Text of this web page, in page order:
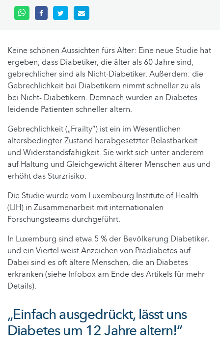
Keine schönen Aussichten fürs Alter: Eine neue Studie hat
ergeben, dass Diabetiker, die älter als 60 Jahre sind,
gebrechlicher sind als Nicht-Diabetiker. Außerdem: die
Gebrechlichkeit bei Diabetikern nimmt schneller zu als
bei Nicht- Diabetikern. Demnach würden an Diabetes
leidende Patienten schneller altern.
Gebrechlichkeit („Frailty“) ist ein im Wesentlichen
altersbedingter Zustand herabgesetzter Belastbarkeit
und Widerstandsfähigkeit. Sie wirkt sich unter anderem
auf Haltung und Gleichgewicht älterer Menschen aus und
erhöht das Sturzrisiko.
Die Studie wurde vom Luxembourg Institute of Health
(LIH) in Zusammenarbeit mit internationalen
Forschungsteams durchgeführt.
In Luxemburg sind etwa 5 % der Bevölkerung Diabetiker,
und ein Viertel weist Anzeichen von Prädiabetes auf.
Dabei sind es oft ältere Menschen, die an Diabetes
erkranken (siehe Infobox am Ende des Artikels für mehr
Details).
„Einfach ausgedrückt, lässt uns
Diabetes um 12 Jahre altern!“